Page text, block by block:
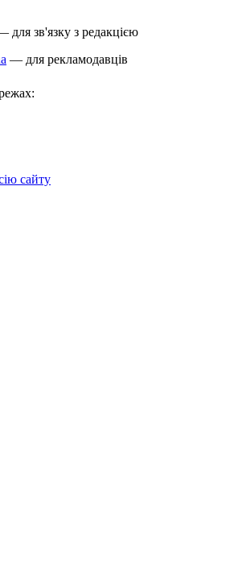
для зв'язку з редакцією
— для рекламодавців
сайту